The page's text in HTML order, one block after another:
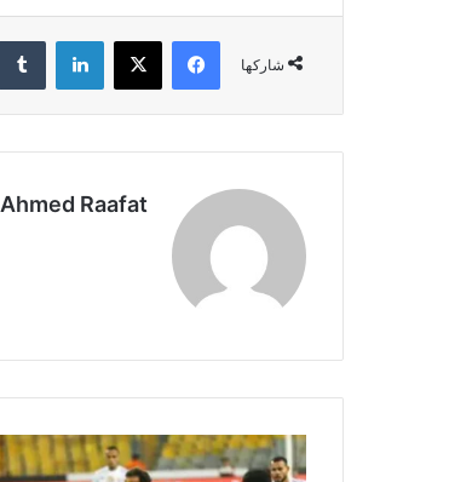
شاركها
فيسبوك ‫X لينكدإن
Ahmed Raafat
أحمد
الشناوي